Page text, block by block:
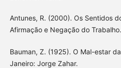
Antunes, R. (2000). Os Sentidos
Afirmação e Negação do
Bauman, Z. (1925). O Mal-estar
Janeiro: Jorge Zahar.